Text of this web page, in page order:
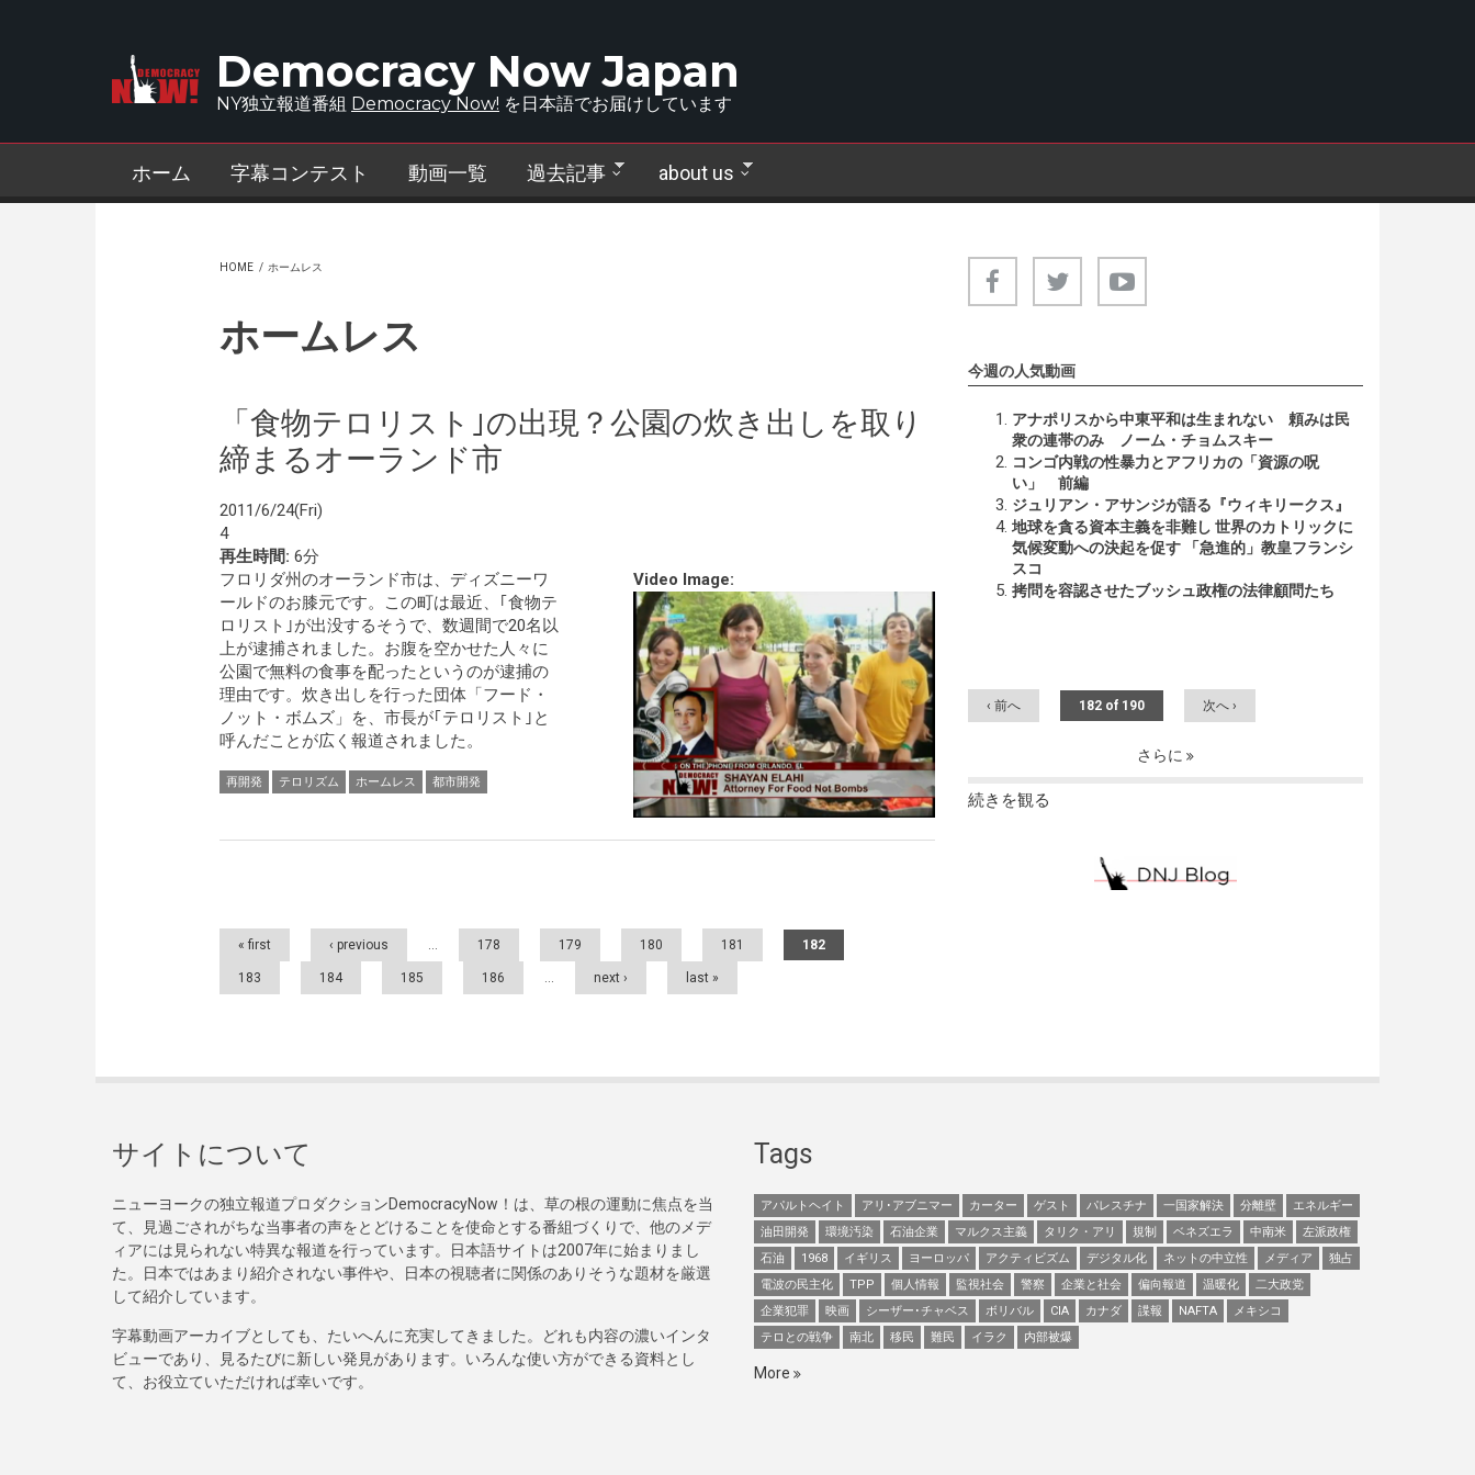
Democracy Now Japan
NY独立報道番組 Democracy Now! を日本語でお届けしています
ホーム 字幕コンテスト 動画一覧 過去記事 about us
HOME / ホームレス
ホームレス
「食物テロリスト｣の出現？公園の炊き出しを取り
締まるオーランド市
2011/6/24(Fri)
4
再生時間: 6分
Video Image:
フロリダ州のオーランド市は、ディズニーワ
ールドのお膝元です。この町は最近、｢食物テ
ロリスト｣が出没するそうで、数週間で20名以
上が逮捕されました。お腹を空かせた人々に
公園で無料の食事を配ったというのが逮捕の
理由です。炊き出しを行った団体「フード・
ノット・ボムズ」を、市長が｢テロリスト｣と
呼んだことが広く報道されました。
再開発 テロリズム ホームレス 都市開発
Pages
« first ‹ previous … 178 179 180 181 182
183 184 185 186 … next › last »
今週の人気動画
アナポリスから中東平和は生まれない 頼みは民
衆の連帯のみ ノーム・チョムスキー
コンゴ内戦の性暴力とアフリカの「資源の呪
い」 前編
ジュリアン・アサンジが語る『ウィキリークス』
地球を貪る資本主義を非難し 世界のカトリックに
気候変動への決起を促す 「急進的」教皇フランシ
スコ
拷問を容認させたブッシュ政権の法律顧問たち
‹ 前へ 182 of 190 次へ ›
さらに
続きを観る
サイトについて
ニューヨークの独立報道プロダクションDemocracyNow！は、草の根の運動に焦点を当
て、見過ごされがちな当事者の声をとどけることを使命とする番組づくりで、他のメデ
ィアには見られない特異な報道を行っています。日本語サイトは2007年に始まりまし
た。日本ではあまり紹介されない事件や、日本の視聴者に関係のありそうな題材を厳選
して紹介しています。
字幕動画アーカイブとしても、たいへんに充実してきました。どれも内容の濃いインタ
ビューであり、見るたびに新しい発見があります。いろんな使い方ができる資料とし
て、お役立ていただければ幸いです。
Tags
アパルトヘイト アリ･アブニマー カーター ゲスト パレスチナ 一国家解決 分離壁
エネルギー
油田開発
環境汚染 石油企業 マルクス主義 タリク・アリ 規制 ベネズエラ 中南米
左派政権
石油
1968 イギリス ヨーロッパ アクティビズム デジタル化 ネットの中立性 メディア
独占
電波の民主化
TPP 個人情報 監視社会 警察 企業と社会 偏向報道 温暖化
二大政党
企業犯罪
映画 シーザー･チャベス ボリバル CIA カナダ 諜報 NAFTA
メキシコ
テロとの戦争
南北 移民 難民 イラク 内部被爆
More